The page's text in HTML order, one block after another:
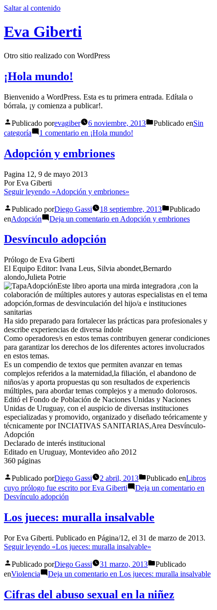
Saltar al contenido
Eva Giberti
Otro sitio realizado con WordPress
¡Hola mundo!
Bienvenido a WordPress. Esta es tu primera entrada. Edítala o
bórrala, ¡y comienza a publicar!.
Publicado porevagiber 6 noviembre, 2013 Publicado enSin
categoría
1 comentario en ¡Hola mundo!
Adopción y embriones
Pagina 12, 9 de mayo 2013
Por Eva Giberti
Seguir leyendo «Adopción y embriones»
Publicado porDiego Gassi 18 septiembre, 2013
Publicado
enAdopción Deja un comentario en Adopción y embriones
Desvínculo adopción
Prólogo de Eva Giberti
El Equipo Editor: Ivana Leus, Silvia abondet,Bernardo
alondo,Julieta Potrie
Este libro aporta una mirda integradora ,con la
colaboración de múltiples autores y autoras especialistas en el tema
adopción,formas de desvinculación del hijo/a e instituciones
sanitarias
Ha sido preparado para fortalecer las prácticas para profesionales y
describe experiencias de diversa índole
Como operadores/s en estos temas contribuyen generar condiciones
para garantizar los derechos de los diferentes actores involucrados
en estos temas.
Es un compendio de textos que permiten avanzar en temas
complejos referidos a la maternidad,la filiación, el abandono de
niños/as y aporta propuestas qu son resultados de experiencis
múltiples, para abordar temas complejos y a menudo dolorosos.
Editó el Fondo de Población de Naciones Unidas y Naciones
Unidas de Uruguay, con el auspicio de diversas instituciones
especializadas y promovido, organizado y diseñado teóricamente y
técnicamente por INCIATIVAS SANITARIAS,Area Desvínculo-
Adopción
Declarado de interés institucional
Editado en Uruguay, Montevideo año 2012
360 páginas
Publicado porDiego Gassi 2 abril, 2013 Publicado enLibros
cuyo prólogo fue escrito por Eva Giberti
Deja un comentario en
Desvínculo adopción
Los jueces: muralla insalvable
Por Eva Giberti. Publicado en Página/12, el 31 de marzo de 2013.
Seguir leyendo «Los jueces: muralla insalvable»
Publicado porDiego Gassi 31 marzo, 2013
Publicado
enViolencia Deja un comentario en Los jueces: muralla insalvable
Cifras del abuso sexual en la niñez